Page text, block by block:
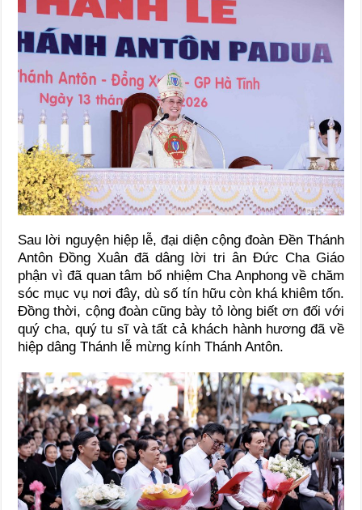
Sau lời nguyện hiệp lễ, đại diện cộng đoàn Đền Thánh
Antôn Đồng Xuân đã dâng lời tri ân Đức Cha Giáo
phận vì đã quan tâm bổ nhiệm Cha Anphong về chăm
sóc mục vụ nơi đây, dù số tín hữu còn khá khiêm tốn.
Đồng thời, cộng đoàn cũng bày tỏ lòng biết ơn đối với
quý cha, quý tu sĩ và tất cả khách hành hương đã về
hiệp dâng Thánh lễ mừng kính Thánh Antôn.